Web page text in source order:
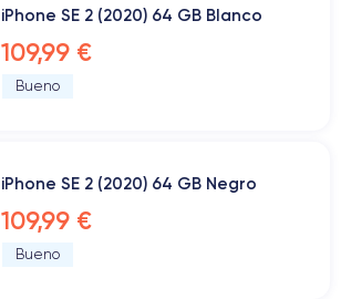
iPhone SE 2 (2020) 64 GB Blanco
109,99 €
Bueno
iPhone SE 2 (2020) 64 GB Negro
109,99 €
Bueno